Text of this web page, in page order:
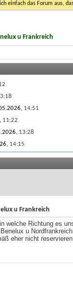
einfach das Forum aus,
u Frankreich
14:51
11:22
13:28
14:15
u Frankreich
welche Richtung es
u
eher nicht